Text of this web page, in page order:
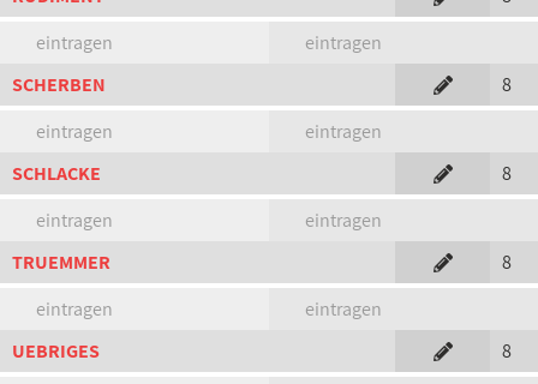
eintragen
eintragen
SCHERBEN
8
eintragen
eintragen
SCHLACKE
8
eintragen
eintragen
TRUEMMER
8
eintragen
eintragen
UEBRIGES
8